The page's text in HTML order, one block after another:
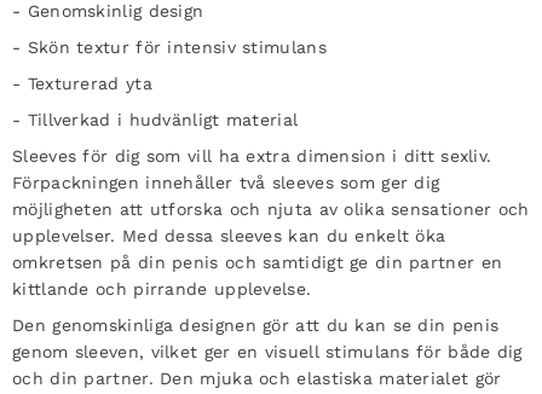
- Genomskinlig design
- Skön textur för intensiv stimulans
- Texturerad yta
- Tillverkad i hudvänligt material
Sleeves för dig som vill ha extra dimension i ditt sexliv.
Förpackningen innehåller två sleeves som ger dig
möjligheten att utforska och njuta av olika sensationer och
upplevelser. Med dessa sleeves kan du enkelt öka
omkretsen på din penis och samtidigt ge din partner en
kittlande och pirrande upplevelse.
Den genomskinliga designen gör att du kan se din penis
genom sleeven, vilket ger en visuell stimulans för både dig
och din partner. Den mjuka och elastiska materialet gör